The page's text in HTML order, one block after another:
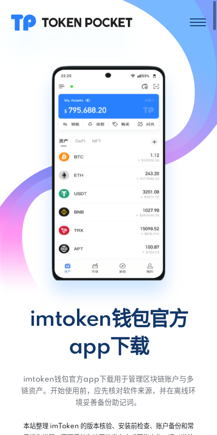
imtoken钱包官方
app下载
imtoken钱包官方app下载用于管理区块链账户与多
链资产。开始使用前，应先核对软件来源，并在离线环
境妥善备份助记词。
本站整理 imToken 的版本核验、安装前检查、账户备份和常